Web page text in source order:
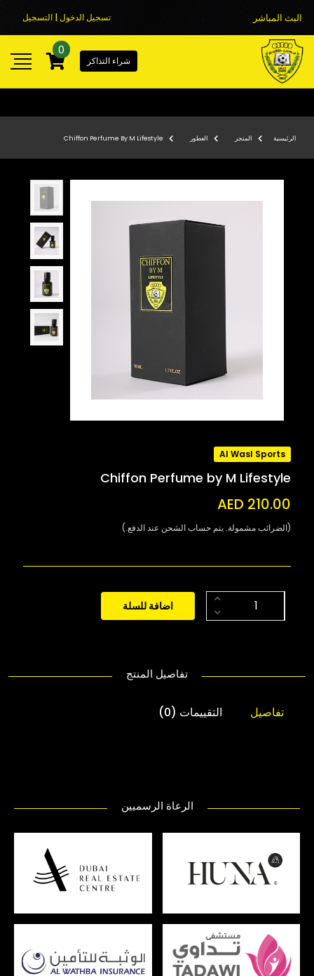
البث المباشر تسجيل الدخول | التسجيل
شراء التذاكر
0
الرئيسية المتجر العطور Chiffon Perfume By M Lifestyle
Al Wasl Sports
Chiffon Perfume by M Lifestyle
AED 210.00
(الضرائب مشمولة. يتم حساب الشحن عند الدفع.)
اضافة للسلة
تفاصيل المنتج
تفاصيل التقييمات (0)
الرعاة الرسميين